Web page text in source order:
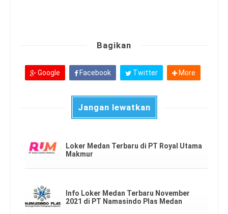
Bagikan
Google Facebook Twitter More
Jangan lewatkan
Loker Medan Terbaru di PT Royal Utama
Makmur
Info Loker Medan Terbaru November
2021 di PT Namasindo Plas Medan